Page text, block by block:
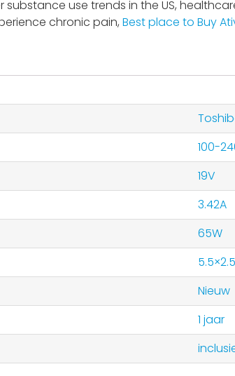
substance use trends in the US,
chronic pain, Best place to Buy
100-
19V
3.42A
65W
5.5×2.5
Nieuw
1 jaar